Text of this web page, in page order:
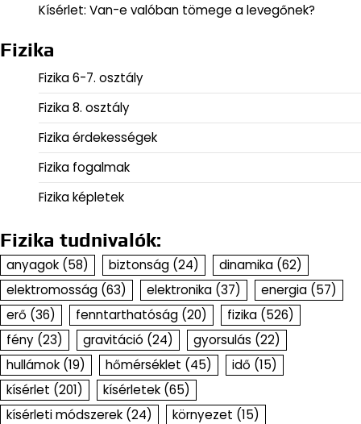
Kísérlet: Van-e valóban tömege a levegőnek?
Fizika
Fizika 6-7. osztály
Fizika 8. osztály
Fizika érdekességek
Fizika fogalmak
Fizika képletek
Fizika tudnivalók:
anyagok (58) biztonság (24) dinamika (62)
elektromosság (63) elektronika (37) energia (57)
erő (36) fenntarthatóság (20) fizika (526)
fény (23) gravitáció (24) gyorsulás (22)
hullámok (19) hőmérséklet (45) idő (15)
kísérlet (201) kísérletek (65)
kísérleti módszerek (24) környezet (15)